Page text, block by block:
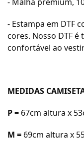
- Estampa em DTF
cores. Nosso DTF
confortável ao
MEDIDAS
P = 67cm altura x
M = 69cm altura x